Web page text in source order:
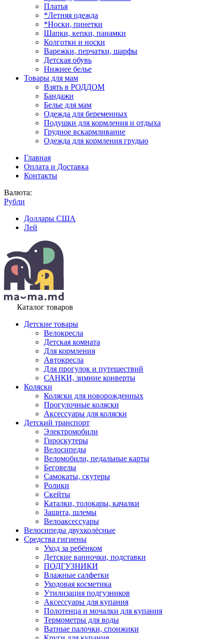
Платья
*Летняя одежда
*Носки, пинетки
Шапки, кепки, панамки
Колготки и носки
Варежки, перчатки, шарфы
Детская обувь
Нижнее белье
Товары для мам
Взять в РОДДОМ
Бандажи
Белье для мам
Одежда для беременных
Подушки для кормления и отдыха
Грудное вскармливание
Одежда для кормления грудью
Главная
Оплата и Доставка
Контакты
Валюта:
Рубли
Доллары США
Лей
Каталог товаров
Детские товары
Велокресла
Детская комната
Для кормления
Автокресла
Для прогулок и путешествий
САНКИ, зимние конверты
Коляски
Коляски для новорожденных
Прогулочные коляски
Аксессуары для коляски
Детский транспорт
Электромобили
Гироскутеры
Велосипеды
Веломобили, педальные карты
Беговелы
Самокаты, скутеры
Ролики
Скейты
Каталки, толокары, качалки
Защита, шлемы
Велоаксессуары
Велосипеды двухколёсные
Средства гигиены
Уход за ребёнком
Детские ванночки, подставки
ПОДГУЗНИКИ
Влажные салфетки
Уходовая косметика
Утилизация подгузников
Аксессуары для купания
Полотенца и мочалки для купания
Термометры для воды
Ватные палочки, спонжики